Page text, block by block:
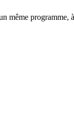
même programme,